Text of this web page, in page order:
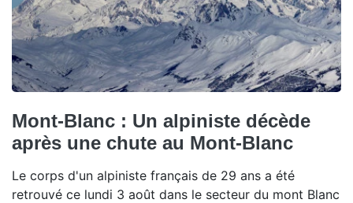
Mont-Blanc : Un alpiniste décède
après une chute au Mont-Blanc
Le corps d'un alpiniste français de 29 ans a été
retrouvé ce lundi 3 août dans le secteur du mont Blanc